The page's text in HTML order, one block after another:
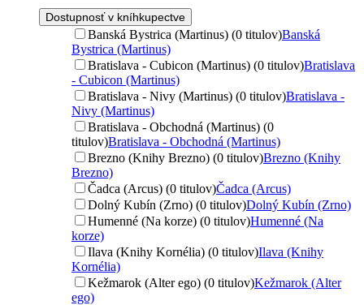
Dostupnosť v kníhkupectve
Banská Bystrica (Martinus) (0 titulov)Banská
Bystrica (Martinus)
Bratislava - Cubicon (Martinus) (0 titulov)Bratislava
- Cubicon (Martinus)
Bratislava - Nivy (Martinus) (0 titulov)Bratislava -
Nivy (Martinus)
Bratislava - Obchodná (Martinus) (0
titulov)Bratislava - Obchodná (Martinus)
Brezno (Knihy Brezno) (0 titulov)Brezno (Knihy
Brezno)
Čadca (Arcus) (0 titulov)Čadca (Arcus)
Dolný Kubín (Zrno) (0 titulov)Dolný Kubín (Zrno)
Humenné (Na korze) (0 titulov)Humenné (Na
korze)
Ilava (Knihy Kornélia) (0 titulov)Ilava (Knihy
Kornélia)
Kežmarok (Alter ego) (0 titulov)Kežmarok (Alter
ego)